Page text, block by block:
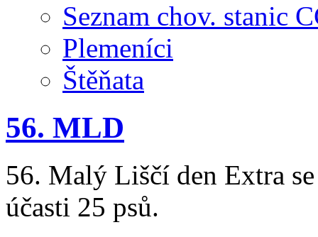
Seznam chov. stanic
Plemeníci
Štěňata
56. MLD
56. Malý Liščí den Extra
účasti 25 psů.